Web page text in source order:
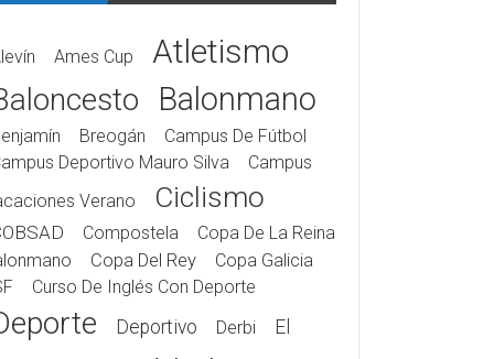
Ames Cup Atletismo
Balonmano
Breogán
Campus De Fútbol
Deportivo Mauro Silva
Campus
Verano
Ciclismo
Compostela
Copa De La Reina
Copa Del Rey
Copa Galicia
Curso De Inglés Con Deporte
Deportivo Derbi El